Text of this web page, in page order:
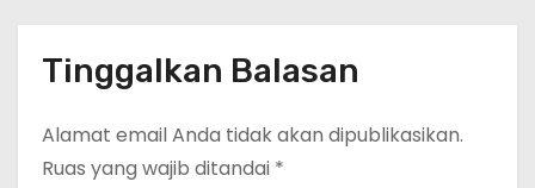
Tinggalkan Balasan
Alamat email Anda tidak akan dipublikasikan.
Ruas yang wajib ditandai *